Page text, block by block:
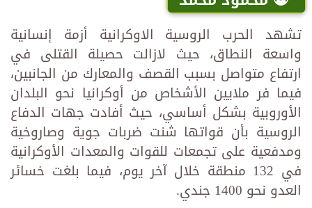
تشهد الحرب الروسية الاوكرانية أزمة إنسانية
واسعة النطاق، حيث لازالت حصيلة القتلى في
ارتفاع متواصل بسبب القصف والمعارك من الجانبين،
فيما فر ملايين الأشخاص من أوكرانيا نحو البلدان
الأوروبية بشكل أساسي، حيث أفادت جهات الدفاع
الروسية بأن قواتها شنت ضربات جوية وصاروخية
ومدفعية على تجمعات للقوات والمعدات الأوكرانية
في 132 منطقة خلال آخر يوم، فيما بلغت خسائر
العدو نحو 1400 جندي.